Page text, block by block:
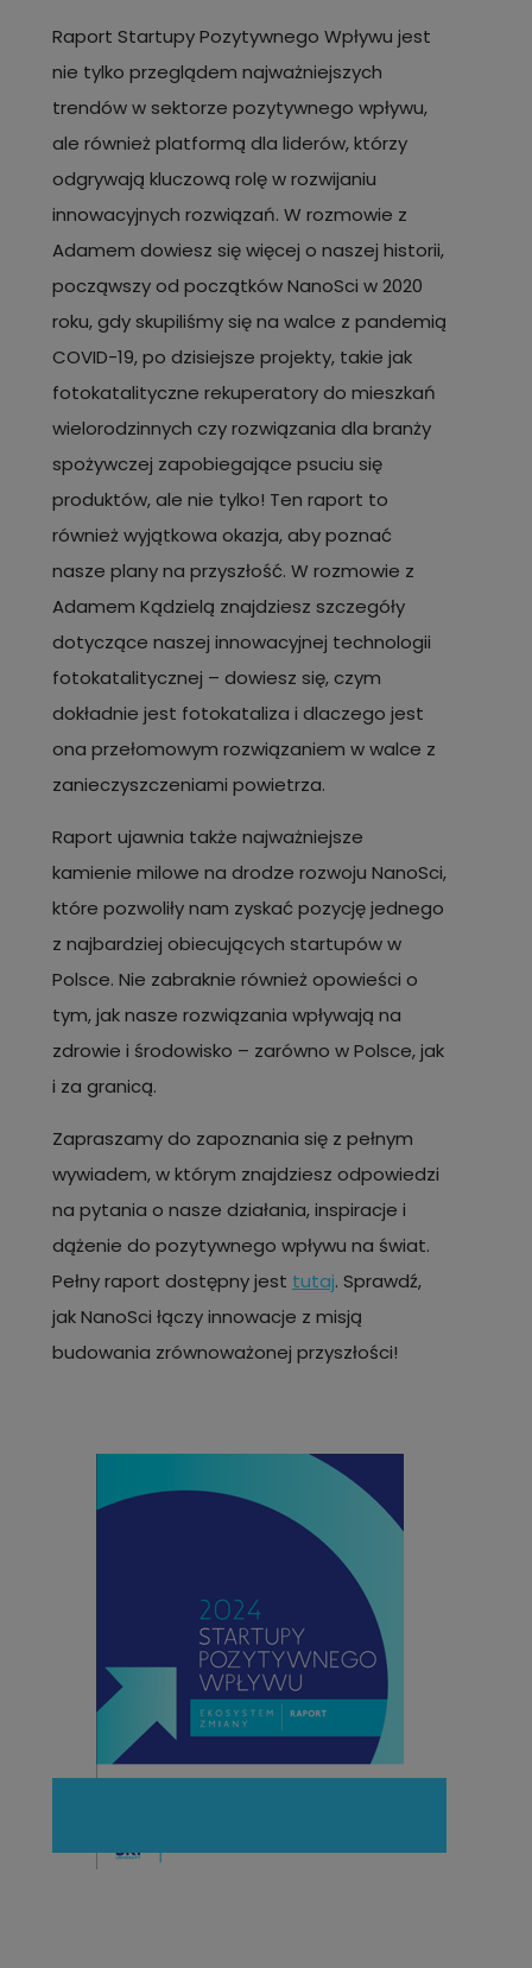
Raport Startupy Pozytywnego Wpływu jest
nie tylko przeglądem najważniejszych
trendów w sektorze pozytywnego wpływu,
ale również platformą dla liderów, którzy
odgrywają kluczową rolę w rozwijaniu
innowacyjnych rozwiązań. W rozmowie z
Adamem dowiesz się więcej o naszej historii,
począwszy od początków NanoSci w 2020
roku, gdy skupiliśmy się na walce z pandemią
COVID-19, po dzisiejsze projekty, takie jak
fotokatalityczne rekuperatory do mieszkań
wielorodzinnych czy rozwiązania dla branży
spożywczej zapobiegające psuciu się
produktów, ale nie tylko! Ten raport to
również wyjątkowa okazja, aby poznać
nasze plany na przyszłość. W rozmowie z
Adamem Kądzielą znajdziesz szczegóły
dotyczące naszej innowacyjnej technologii
fotokatalitycznej – dowiesz się, czym
dokładnie jest fotokataliza i dlaczego jest
ona przełomowym rozwiązaniem w walce z
zanieczyszczeniami powietrza.
Raport ujawnia także najważniejsze
kamienie milowe na drodze rozwoju NanoSci,
które pozwoliły nam zyskać pozycję jednego
z najbardziej obiecujących startupów w
Polsce. Nie zabraknie również opowieści o
tym, jak nasze rozwiązania wpływają na
zdrowie i środowisko – zarówno w Polsce, jak
i za granicą.
Zapraszamy do zapoznania się z pełnym
wywiadem, w którym znajdziesz odpowiedzi
na pytania o nasze działania, inspiracje i
dążenie do pozytywnego wpływu na świat.
Pełny raport dostępny jest tutaj. Sprawdź,
jak NanoSci łączy innowacje z misją
budowania zrównoważonej przyszłości!